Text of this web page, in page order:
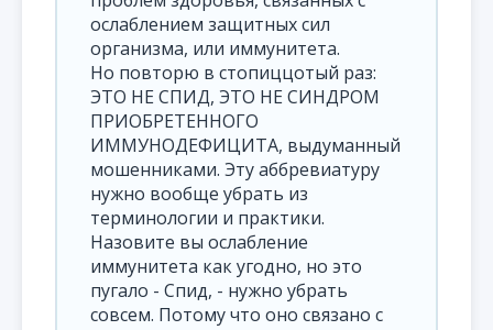
ослаблением защитных сил
организма, или иммунитета.
Но повторю в стопиццотый раз:
ЭТО НЕ СПИД, ЭТО НЕ СИНДРОМ
ПРИОБРЕТЕННОГО
ИММУНОДЕФИЦИТА, выдуманный
мошенниками. Эту аббревиатуру
нужно вообще убрать из
терминологии и практики.
Назовите вы ослабление
иммунитета как угодно, но это
пугало - Спид, - нужно убрать
совсем. Потому что оно связано с